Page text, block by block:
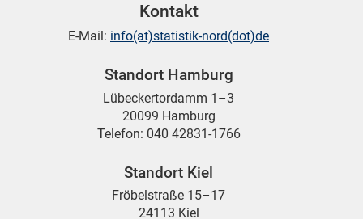
Kontakt
E-Mail: info(at)statistik-nord(dot)de
Standort Hamburg
Lübeckertordamm 1–3
20099 Hamburg
Telefon: 040 42831-1766
Standort Kiel
Fröbelstraße 15–17
24113 Kiel